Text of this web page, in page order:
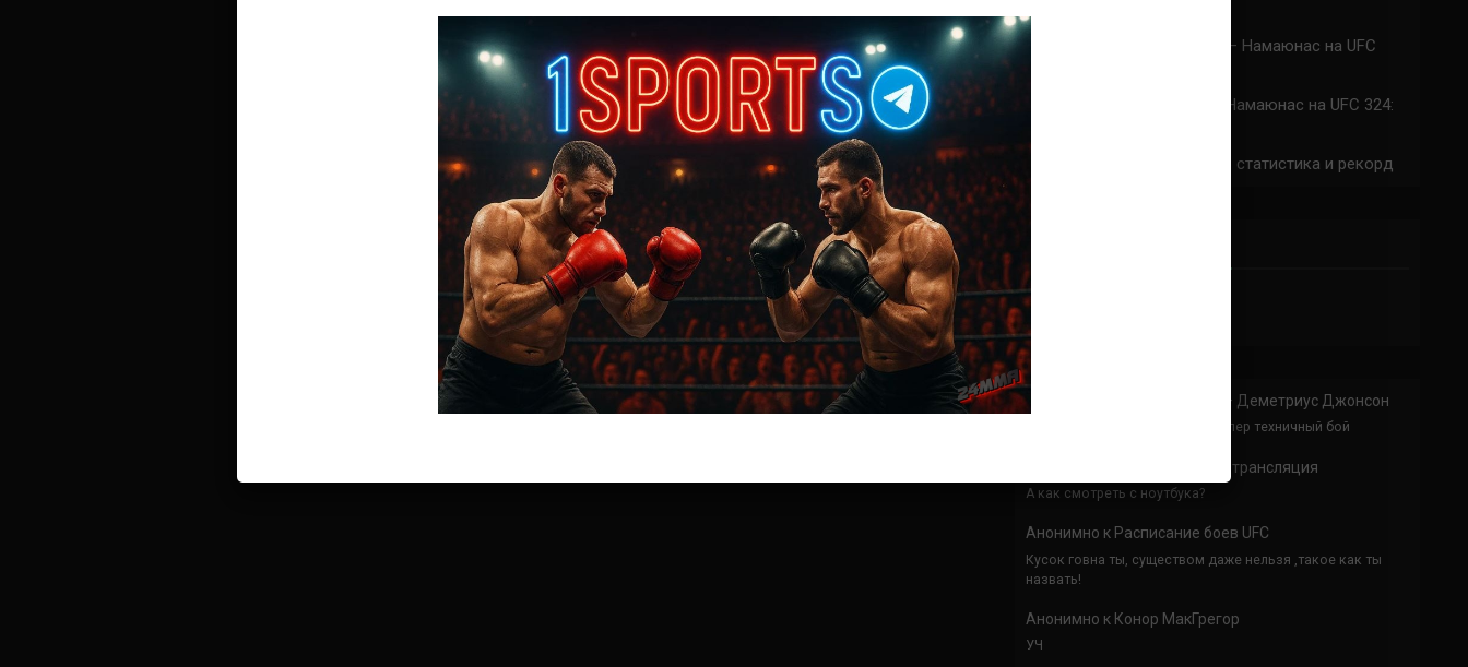
Где смотреть бой Сильва — Намаюнас на UFC
Прогноз на бой Сильва — Намаюнас на UFC 324:
Арнольд Аллен на UFC 324: статистика и рекорд
Анонимно Доминик Круз — Деметриус Джонсон
Спасибо что выложили этот супер техничный бой
UFC 324 прямая трансляция
А как смотреть с ноутбука?
Анонимно к Расписание боев UFC
Кусок говна ты, существом даже нельзя ,такое как ты
назвать!
Анонимно к Конор МакГрегор
УЧ